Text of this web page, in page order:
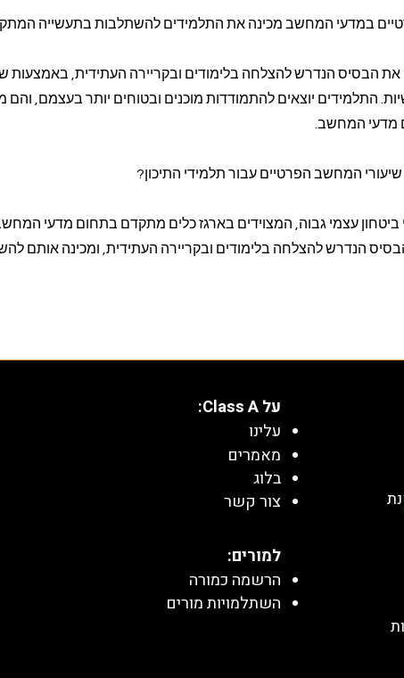
במדעי המחשב מכינה את התלמידים להשתלבות בתעשייה
את הבסיס הנדרש להצלחה בלימודים ובקריירה העתידית, באמצעות
התלמידים יוצאים להתמודדות מוכנים ובטוחים יותר בעצמם, והם
מדעי המחשב.
המחשב הפרטיים עבור תלמידי התיכון?
ביטחון עצמי גבוה, המצוידים בארגז כלים מתקדם בתחום מדעי
הנדרש להצלחה בלימודים ובקריירה העתידית, ומכינה אותם
על Class A:
עלינו
מאמרים
בלוג
צור קשר
למורים:
הרשמה כמורה
השתלמויות מורים